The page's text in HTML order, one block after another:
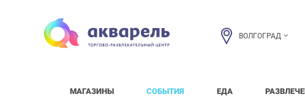
ВОЛГОГРАД
МАГАЗИНЫ СОБЫТИЯ ЕДА